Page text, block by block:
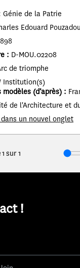
Génie de la Patrie
Edouard
: D-MOU.02208
de triomphe
Institution(s)
(d’après) :
de l'Architecture et
un nouvel onglet
1 sur 1
!